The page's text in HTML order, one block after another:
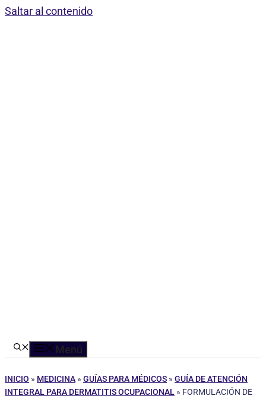
Saltar al contenido
Menú
INICIO » MEDICINA » GUÍAS PARA MÉDICOS » GUÍA DE ATENCIÓN
INTEGRAL PARA DERMATITIS OCUPACIONAL » FORMULACIÓN DE